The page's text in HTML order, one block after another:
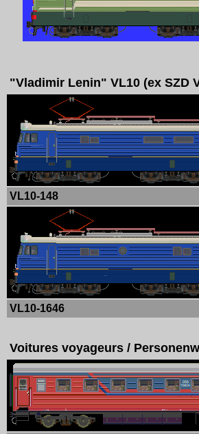
"Vladimir Lenin" VL10 (ex SZD
VL10-148
VL10-1646
Voitures voyageurs /